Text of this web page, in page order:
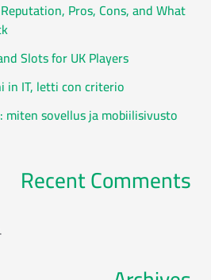
Pros, Cons, and What
Slots for UK Players
in IT, letti con criterio
miten sovellus ja mobiilisivusto
Recent Comments